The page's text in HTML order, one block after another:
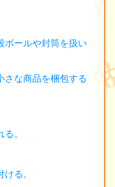
ボールや封筒を扱い
さな商品を梱包する
。
る。